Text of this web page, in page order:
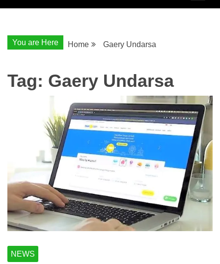
You are Here Home Gaery Undarsa
Tag: Gaery Undarsa
NEWS